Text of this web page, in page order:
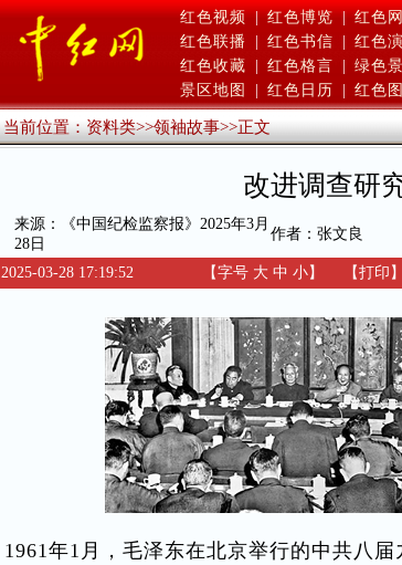
红色视频 | 红色博览 | 红色
红色联播
红色书信 红色
红色收藏
红色格言 绿色
景区地图
红色日历 红色
当前位置：资料类>>领袖故事>>正文
改进调查研
来源：《中国纪检监察报》2025年3月
28日
作者：张文良
2025-03-28 17:19:52 【字号 大 中 小】 【打印 】
1961年1月，毛泽东在北京举行的中共八